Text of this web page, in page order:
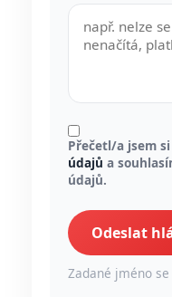
Přečetl/a jsem si
údajů a
údajů.
Odeslat
Zadané jméno